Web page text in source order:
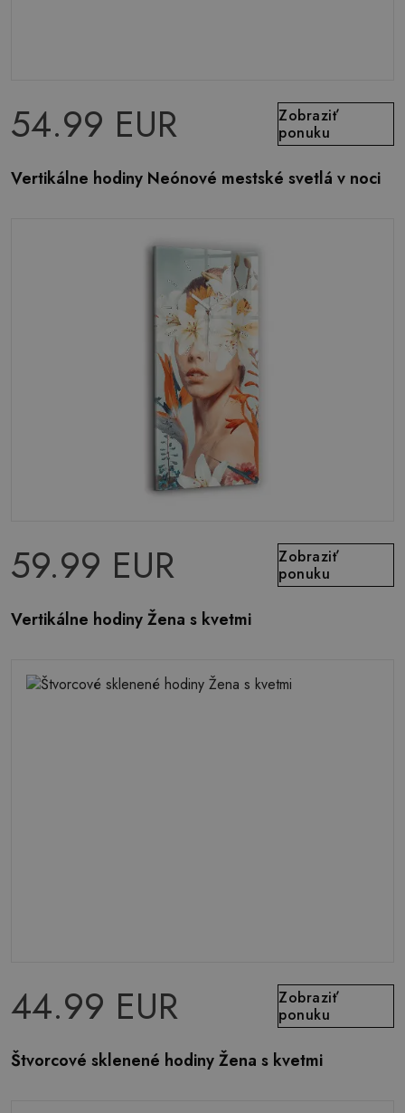
54.99 EUR
Zobraziť
ponuku
Vertikálne hodiny Neónové mestské svetlá v noci
59.99 EUR
Zobraziť
ponuku
Vertikálne hodiny Žena s kvetmi
44.99 EUR
Zobraziť
ponuku
Štvorcové sklenené hodiny Žena s kvetmi